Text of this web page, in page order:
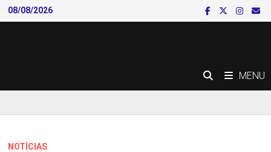
Skip
to
08/08/2026
MENU
NOTÍCIAS